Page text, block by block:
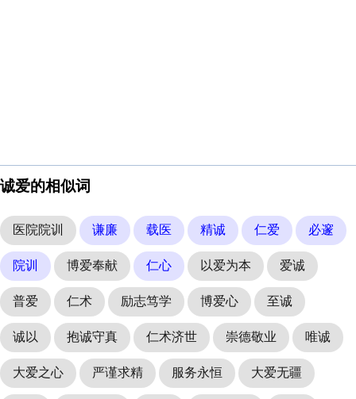
诚爱的相似词
医院院训 谦廉 载医 精诚 仁爱 必邃
院训 博爱奉献 仁心 以爱为本 爱诚
普爱 仁术 励志笃学 博爱心 至诚
诚以 抱诚守真 仁术济世 崇德敬业 唯诚
大爱之心 严谨求精 服务永恒 大爱无疆